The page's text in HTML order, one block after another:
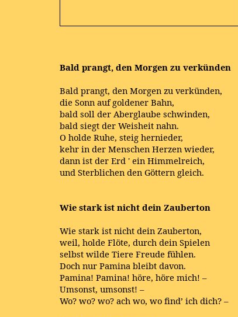
Bald prangt, den Morgen zu verkünden
Bald prangt, den Morgen zu verkünden,
die Sonn auf goldener Bahn,
bald soll der Aberglaube schwinden,
bald siegt der Weisheit nahn.
O holde Ruhe, steig hernieder,
kehr in der Menschen Herzen wieder,
dann ist der Erd ' ein Himmelreich,
und Sterblichen den Göttern gleich.
Wie stark ist nicht dein Zauberton
Wie stark ist nicht dein Zauberton,
weil, holde Flöte, durch dein Spielen
selbst wilde Tiere Freude fühlen.
Doch nur Pamina bleibt davon.
Pamina! Pamina! höre, höre mich! –
Umsonst, umsonst! –
Wo? wo? wo? ach wo, wo find’ ich dich? –